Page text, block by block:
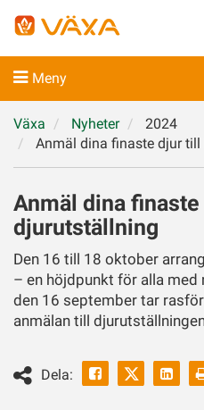
Meny
Växa Nyheter
2024
Anmäl dina finaste djur
Anmäl dina
djurutställning
Den 16 till 18 oktober
– en höjdpunkt för alla med
den 16 september tar
anmälan till
Dela:
Facebook